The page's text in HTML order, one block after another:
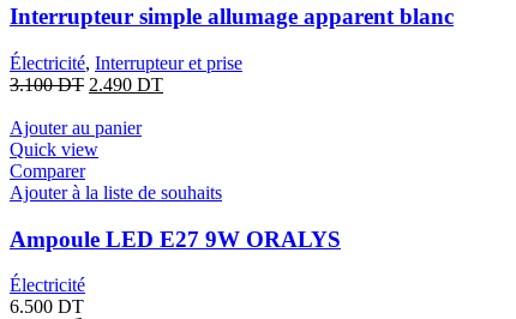
Interrupteur simple allumage apparent blanc
Électricité, Interrupteur et prise
3.100DT 2.490 DT
Ajouter au panier
Quick view
Comparer
Ajouter à la liste de souhaits
Ampoule LED E27 9W ORALYS
Électricité
6.500 DT